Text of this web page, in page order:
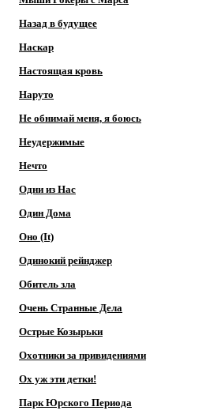
Назад в будущее
Наскар
Настоящая кровь
Наруто
Не обнимай меня, я боюсь
Неудержимые
Нечто
Одни из Нас
Один Дома
Оно (It)
Одинокий рейнджер
Обитель зла
Очень Странные Дела
Острые Козырьки
Охотники за привидениями
Ох уж эти детки!
Парк Юрского Периода